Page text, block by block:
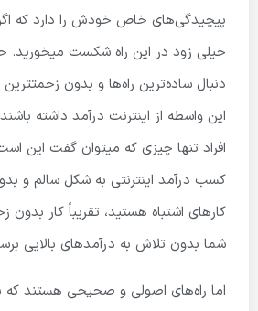
پیچیدگی‌های خاص خودش را دارد که اگر
خیلی زود در این راه شکست میخورید.
دنبال ساده‌ترین راه‌ها و بدون
این واسطه از اینترنت درآمد داشته
افراد تنها چیزی که میتوان گفت این
کسب درآمد اینترنتی به شکل سالم و
کارهای اشتباه هستید، تقریباً کار بدون
شما بدون تلاش به درآمدهای بالایی
اما راه‌های اصولی و صحیحی هستند که